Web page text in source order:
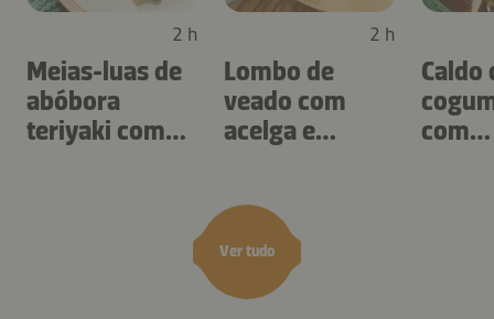
Ver tudo
2 h
Meias-luas de
abóbora
teriyaki com
2 h
Lombo de
veado com
acelga e
Caldo
com